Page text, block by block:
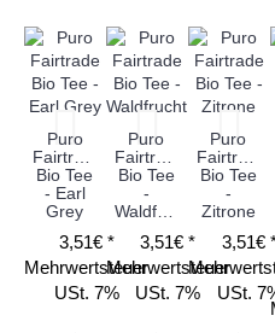
Puro
Fairtrade
Bio Tee
- Earl
Grey
3,51€ *
Mehrwertsteuer
USt. 7%
Puro
Fairtrade
Bio Tee
-
Waldfrucht
3,51€ *
Mehrwertsteuer
USt. 7%
Puro
Fairtrade
Bio Tee
-
Zitrone
3,51€
USt.